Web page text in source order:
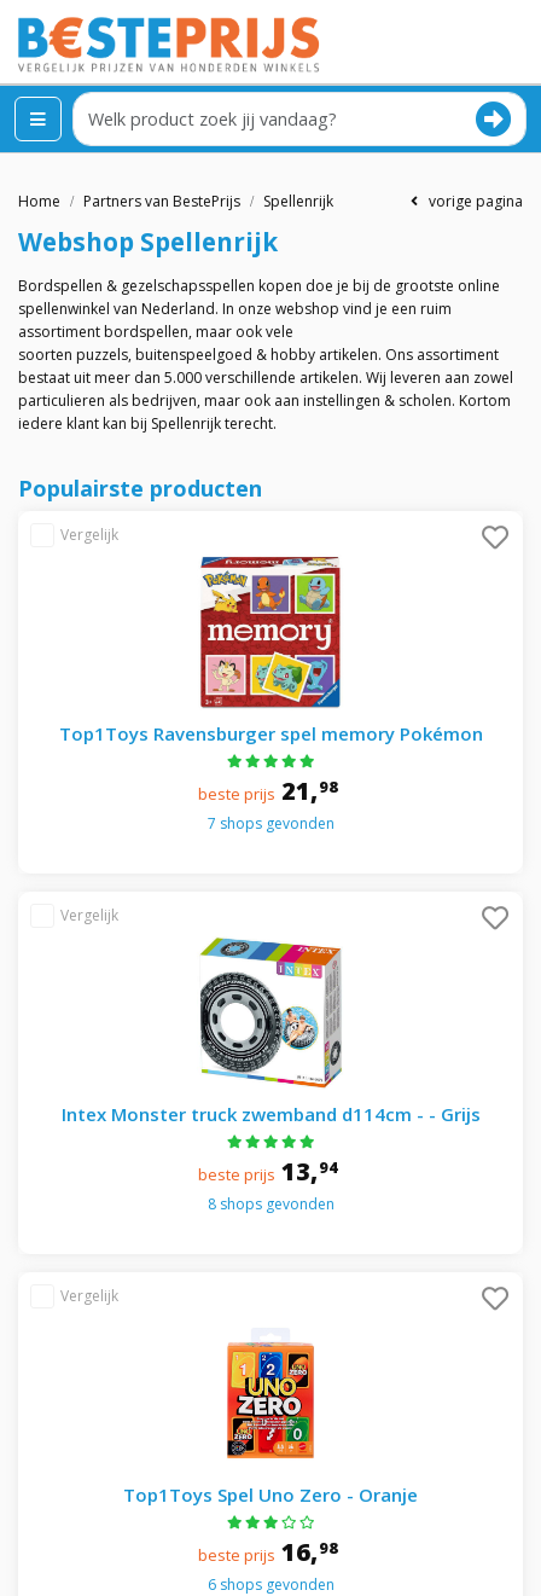
Home Partners van BestePrijs Spellenrijk vorige pagina
Webshop Spellenrijk
Bordspellen & gezelschapsspellen kopen doe je bij de grootste online
spellenwinkel van Nederland. In onze webshop vind je een ruim
assortiment bordspellen, maar ook vele
soorten puzzels, buitenspeelgoed & hobby artikelen. Ons assortiment
bestaat uit meer dan 5.000 verschillende artikelen. Wij leveren aan zowel
particulieren als bedrijven, maar ook aan instellingen & scholen. Kortom
iedere klant kan bij Spellenrijk terecht.
Populairste producten
Top1Toys Ravensburger spel memory Pokémon
beste prijs 21,98
7 shops gevonden
Intex Monster truck zwemband d114cm - - Grijs
beste prijs 13,94
8 shops gevonden
Top1Toys Spel Uno Zero - Oranje
beste prijs 16,98
6 shops gevonden